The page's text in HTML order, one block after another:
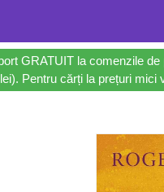
GRATUIT la comenzile
Pentru cărți la prețuri